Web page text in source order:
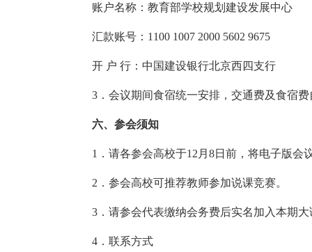
账户名称：教育部学校规划建设发展中心
汇款账号：1100 1007 2000 5602 9675
开 户 行：中国建设银行北京西四支行
3．会议期间食宿统一安排，交通费及食宿费
六、参会须知
1．请各参会高校于12月8日前，将电子版会
2．参会高校可推荐教师参加说课竞赛。
3．请参会代表缴纳会务费后实名加入本期大
4．联系方式